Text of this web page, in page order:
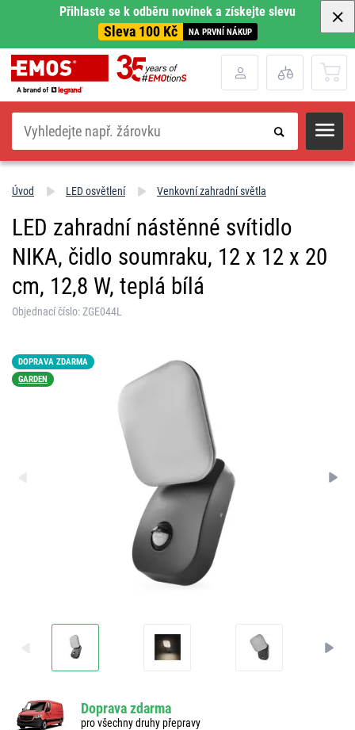
Přihlaste se k odběru novinek a získejte slevu
Sleva 100 Kč NA PRVNÍ NÁKUP
Hledat
Úvod LED osvětlení Venkovní zahradní světla
LED zahradní nástěnné svítidlo
NIKA, čidlo soumraku, 12 x 12 x 20
cm, 12,8 W, teplá bílá
Objednací číslo: ZGE044L
DOPRAVA ZDARMA
GARDEN
Doprava zdarma
pro všechny druhy přepravy